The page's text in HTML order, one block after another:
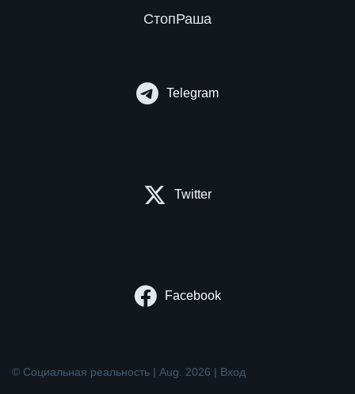
СтопРаша
Telegram
Twitter
Facebook
© Социальная реальность | Aug. 2026 | Вход